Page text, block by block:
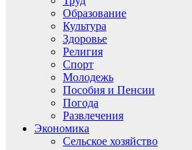
Образование
Культура
Здоровье
Религия
Спорт
Молодежь
Пособия и Пенсии
Погода
Развлечения
Экономика
Сельское хозяйство